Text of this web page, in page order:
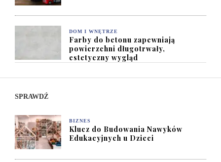
DOM I WNĘTRZE
Farby do betonu zapewniają
powierzchni długotrwały,
estetyczny wygląd
SPRAWDŹ
BIZNES
Klucz do Budowania Nawyków
Edukacyjnych u Dzieci